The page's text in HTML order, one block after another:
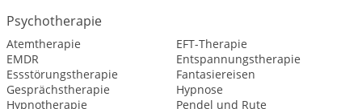
Psychotherapie
Atemtherapie
EFT-Therapie
EMDR
Entspannungstherapie
Essstörungstherapie
Fantasiereisen
Gesprächstherapie
Hypnose
Hypnotherapie
Pendel und Rute